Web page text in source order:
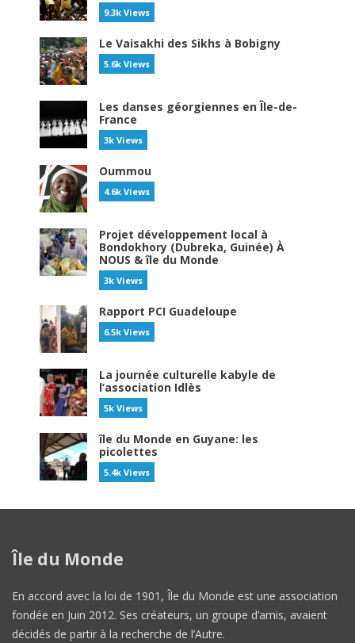
9.3k Views
Le Vaisakhi des Sikhs à Bobigny
5.6k Views
Les danses géorgiennes en Île-de-
France
3k Views
Oummou
4.6k Views
Projet développement local à
Bondokhory (Dubreka, Guinée) À
NOUS & île du Monde
3k Views
Rapport PCI Guadeloupe
6.5k Views
La journée culturelle kabyle de
l’association Idlès
5k Views
île du Monde en Guyane: les
picolettes
5.4k Views
Île du Monde
En accord avec la loi de 1901, Île du Monde est une association
fondée en Juin 2012. Ses créateurs, un groupe d’amis, avaient
décidés de partir à la recherche de l’Autre.